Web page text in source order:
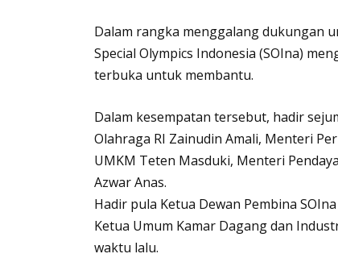
Dalam rangka menggalang dukungan
Special Olympics Indonesia (SOIna)
terbuka untuk membantu.
Dalam kesempatan tersebut, hadir
Olahraga RI Zainudin Amali, Menteri
UMKM Teten Masduki, Menteri
Azwar Anas.
Hadir pula Ketua Dewan Pembina
Ketua Umum Kamar Dagang dan
waktu lalu.